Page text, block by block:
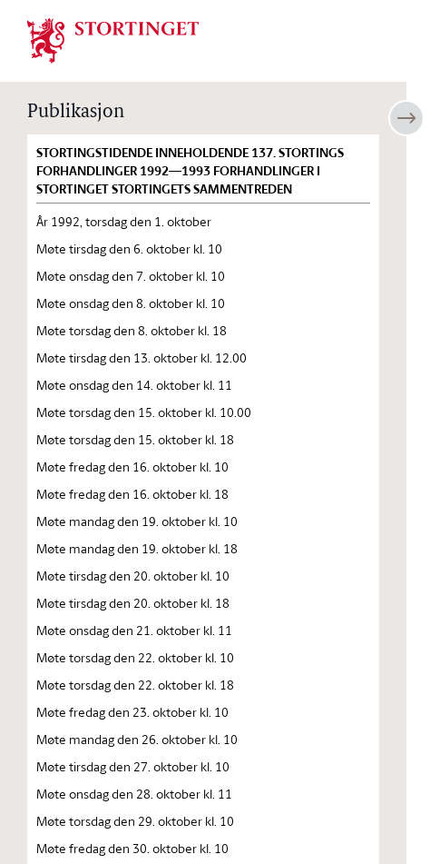
Stortinget.no
Publikasjon
STORTINGSTIDENDE INNEHOLDENDE 137. STORTINGS
FORHANDLINGER 1992—1993 FORHANDLINGER I
STORTINGET STORTINGETS SAMMENTREDEN
År 1992, torsdag den 1. oktober
Møte tirsdag den 6. oktober kl. 10
Møte onsdag den 7. oktober kl. 10
Møte onsdag den 8. oktober kl. 10
Møte torsdag den 8. oktober kl. 18
Møte tirsdag den 13. oktober kl. 12.00
Møte onsdag den 14. oktober kl. 11
Møte torsdag den 15. oktober kl. 10.00
Møte torsdag den 15. oktober kl. 18
Møte fredag den 16. oktober kl. 10
Møte fredag den 16. oktober kl. 18
Møte mandag den 19. oktober kl. 10
Møte mandag den 19. oktober kl. 18
Møte tirsdag den 20. oktober kl. 10
Møte tirsdag den 20. oktober kl. 18
Møte onsdag den 21. oktober kl. 11
Møte torsdag den 22. oktober kl. 10
Møte torsdag den 22. oktober kl. 18
Møte fredag den 23. oktober kl. 10
Møte mandag den 26. oktober kl. 10
Møte tirsdag den 27. oktober kl. 10
Møte onsdag den 28. oktober kl. 11
Møte torsdag den 29. oktober kl. 10
Møte fredag den 30. oktober kl. 10